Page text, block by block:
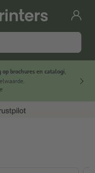
brochures en catalogi,